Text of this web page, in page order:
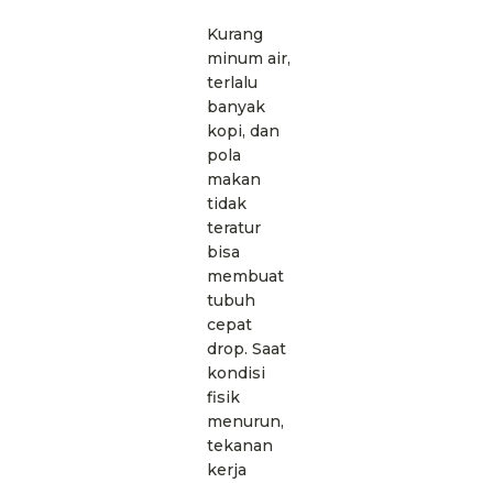
Kurang
minum air,
terlalu
banyak
kopi, dan
pola
makan
tidak
teratur
bisa
membuat
tubuh
cepat
drop. Saat
kondisi
fisik
menurun,
tekanan
kerja